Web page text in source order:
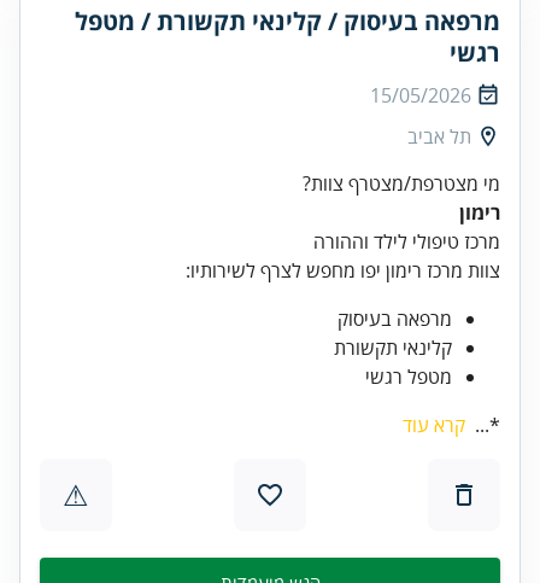
מרפאה בעיסוק / קלינאי תקשורת / מטפל
רגשי
15/05/2026
תל אביב
מי מצטרפת/מצטרף צוות?
רימון
מרכז טיפולי לילד וההורה
צוות מרכז רימון יפו מחפש לצרף לשירותיו:
מרפאה בעיסוק
קלינאי תקשורת
מטפל רגשי
*... קרא עוד
⚠